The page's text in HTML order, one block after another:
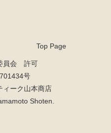
Top Page
員会 許可
号
ーク山本商店
Shoten.